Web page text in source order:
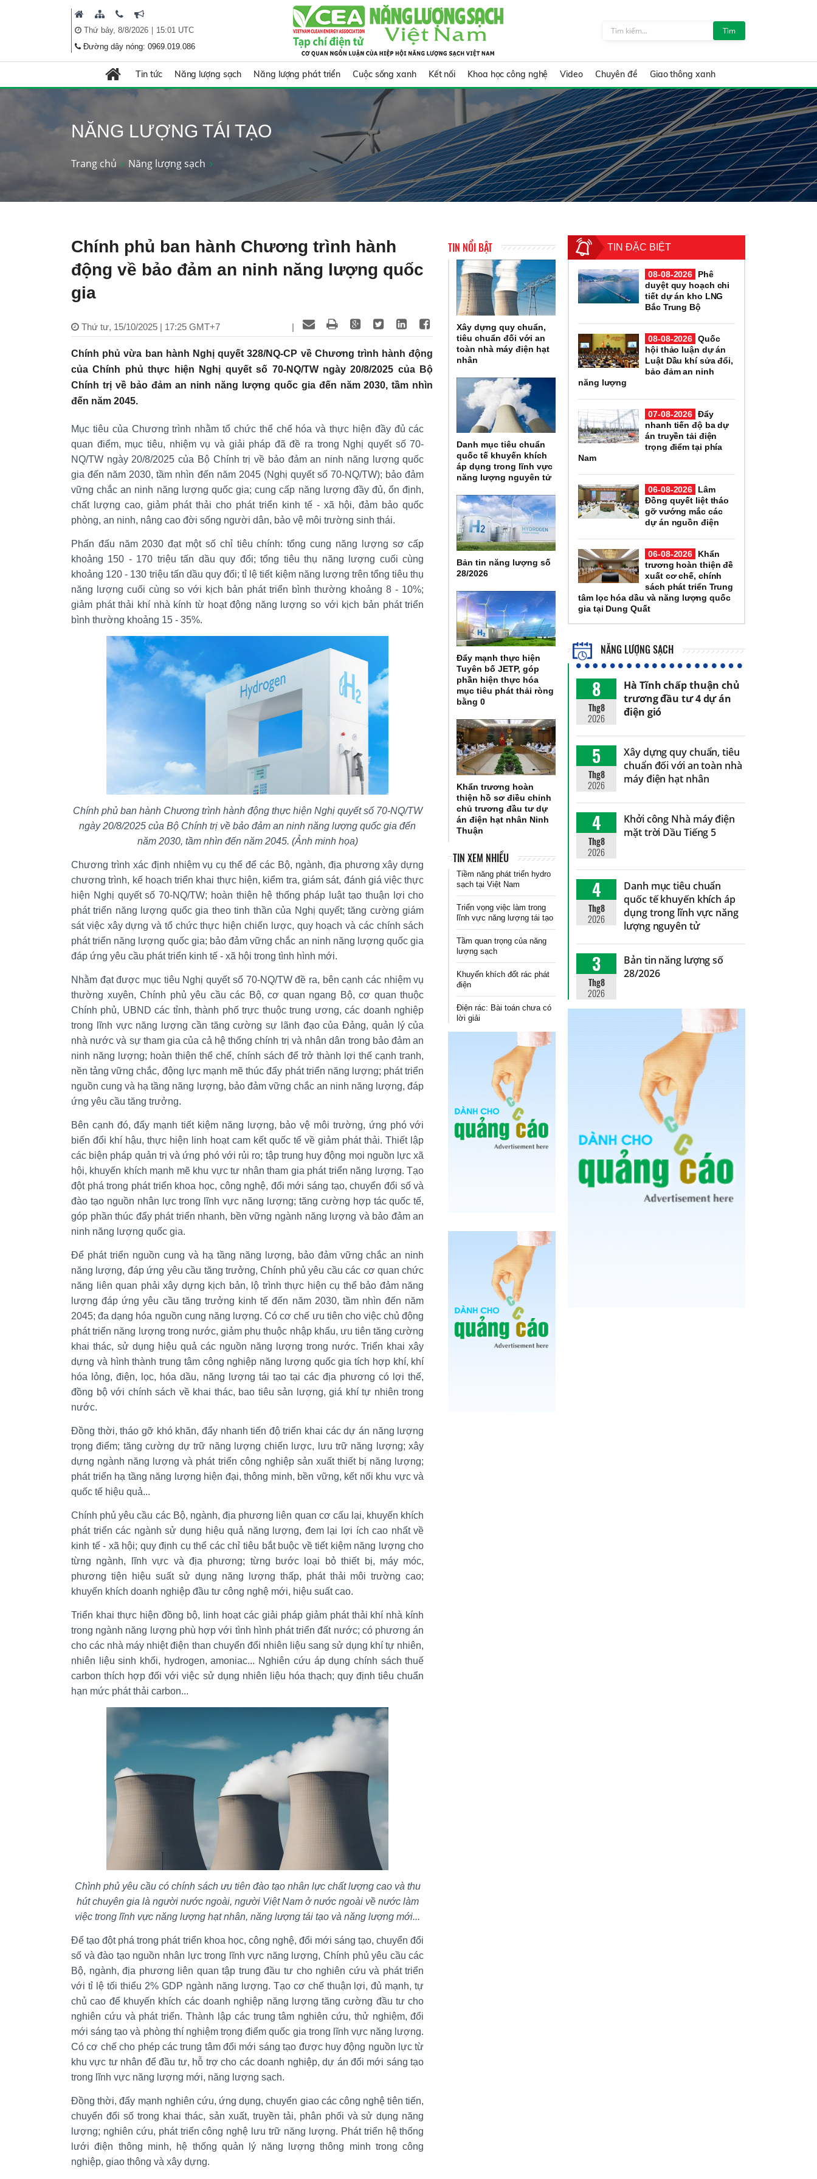
Thứ bảy, 8/8/2026| 15:01 UTC
Đường dây nóng: 0969.019.086
Tìm
Tin tức Năng lượng sạch Năng lượng phát triển Cuộc sống xanh Kết nối Khoa học công nghệ Video Chuyên đề Giao thông xanh
NĂNG LƯỢNG TÁI TẠO
Trang chủ Năng lượng sạch
Chính phủ ban hành Chương trình hành
động về bảo đảm an ninh năng lượng quốc
gia
Thứ tư, 15/10/2025 | 17:25 GMT+7 |
Chính phủ vừa ban hành Nghị quyết 328/NQ-CP về Chương trình hành động
của Chính phủ thực hiện Nghị quyết số 70-NQ/TW ngày 20/8/2025 của Bộ
Chính trị về bảo đảm an ninh năng lượng quốc gia đến năm 2030, tầm nhìn
đến năm 2045.
Mục tiêu của Chương trình nhằm tổ chức thể chế hóa và thực hiện đầy đủ các
quan điểm, mục tiêu, nhiệm vụ và giải pháp đã đề ra trong Nghị quyết số 70-
NQ/TW ngày 20/8/2025 của Bộ Chính trị về bảo đảm an ninh năng lượng quốc
gia đến năm 2030, tầm nhìn đến năm 2045 (Nghị quyết số 70-NQ/TW); bảo đảm
vững chắc an ninh năng lượng quốc gia; cung cấp năng lượng đầy đủ, ổn định,
chất lượng cao, giảm phát thải cho phát triển kinh tế - xã hội, đảm bảo quốc
phòng, an ninh, nâng cao đời sống người dân, bảo vệ môi trường sinh thái.
Phấn đấu năm 2030 đạt một số chỉ tiêu chính: tổng cung năng lượng sơ cấp
khoảng 150 - 170 triệu tấn dầu quy đổi; tổng tiêu thụ năng lượng cuối cùng
khoảng 120 - 130 triệu tấn dầu quy đổi; tỉ lệ tiết kiệm năng lượng trên tổng tiêu thụ
năng lượng cuối cùng so với kịch bản phát triển bình thường khoảng 8 - 10%;
giảm phát thải khí nhà kính từ hoạt động năng lượng so với kịch bản phát triển
bình thường khoảng 15 - 35%.
Chính phủ ban hành Chương trình hành động thực hiện Nghị quyết số 70-NQ/TW
ngày 20/8/2025 của Bộ Chính trị về bảo đảm an ninh năng lượng quốc gia đến
năm 2030, tầm nhìn đến năm 2045. (Ảnh minh họa)
Chương trình xác định nhiệm vụ cụ thể để các Bộ, ngành, địa phương xây dựng
chương trình, kế hoạch triển khai thực hiện, kiểm tra, giám sát, đánh giá việc thực
hiện Nghị quyết số 70-NQ/TW; hoàn thiện hệ thống pháp luật tạo thuận lợi cho
phát triển năng lượng quốc gia theo tinh thần của Nghị quyết; tăng cường giám
sát việc xây dựng và tổ chức thực hiện chiến lược, quy hoạch và các chính sách
phát triển năng lượng quốc gia; bảo đảm vững chắc an ninh năng lượng quốc gia
đáp ứng yêu cầu phát triển kinh tế - xã hội trong tình hình mới.
Nhằm đạt được mục tiêu Nghị quyết số 70-NQ/TW đề ra, bên cạnh các nhiệm vụ
thường xuyên, Chính phủ yêu cầu các Bộ, cơ quan ngang Bộ, cơ quan thuộc
Chính phủ, UBND các tỉnh, thành phố trực thuộc trung ương, các doanh nghiệp
trong lĩnh vực năng lượng cần tăng cường sự lãnh đạo của Đảng, quản lý của
nhà nước và sự tham gia của cả hệ thống chính trị và nhân dân trong bảo đảm an
ninh năng lượng; hoàn thiện thể chế, chính sách để trở thành lợi thế cạnh tranh,
nền tảng vững chắc, động lực mạnh mẽ thúc đẩy phát triển năng lượng; phát triển
nguồn cung và hạ tầng năng lượng, bảo đảm vững chắc an ninh năng lượng, đáp
ứng yêu cầu tăng trưởng.
Bên cạnh đó, đẩy mạnh tiết kiệm năng lượng, bảo vệ môi trường, ứng phó với
biến đổi khí hậu, thực hiện linh hoạt cam kết quốc tế về giảm phát thải. Thiết lập
các biện pháp quản trị và ứng phó với rủi ro; tập trung huy động mọi nguồn lực xã
hội, khuyến khích mạnh mẽ khu vực tư nhân tham gia phát triển năng lượng. Tạo
đột phá trong phát triển khoa học, công nghệ, đổi mới sáng tạo, chuyển đổi số và
đào tạo nguồn nhân lực trong lĩnh vực năng lượng; tăng cường hợp tác quốc tế,
góp phần thúc đẩy phát triển nhanh, bền vững ngành năng lượng và bảo đảm an
ninh năng lượng quốc gia.
Để phát triển nguồn cung và hạ tầng năng lượng, bảo đảm vững chắc an ninh
năng lượng, đáp ứng yêu cầu tăng trưởng, Chính phủ yêu cầu các cơ quan chức
năng liên quan phải xây dựng kịch bản, lộ trình thực hiện cụ thể bảo đảm năng
lượng đáp ứng yêu cầu tăng trưởng kinh tế đến năm 2030, tầm nhìn đến năm
2045; đa dạng hóa nguồn cung năng lượng. Có cơ chế ưu tiên cho việc chủ động
phát triển năng lượng trong nước, giảm phụ thuộc nhập khẩu, ưu tiên tăng cường
khai thác, sử dụng hiệu quả các nguồn năng lượng trong nước. Triển khai xây
dựng và hình thành trung tâm công nghiệp năng lượng quốc gia tích hợp khí, khí
hóa lỏng, điện, lọc, hóa dầu, năng lượng tái tạo tại các địa phương có lợi thế,
đồng bộ với chính sách về khai thác, bao tiêu sản lượng, giá khí tự nhiên trong
nước.
Đồng thời, tháo gỡ khó khăn, đẩy nhanh tiến độ triển khai các dự án năng lượng
trọng điểm; tăng cường dự trữ năng lượng chiến lược, lưu trữ năng lượng; xây
dựng ngành năng lượng và phát triển công nghiệp sản xuất thiết bị năng lượng;
phát triển hạ tầng năng lượng hiện đại, thông minh, bền vững, kết nối khu vực và
quốc tế hiệu quả...
Chính phủ yêu cầu các Bộ, ngành, địa phương liên quan cơ cấu lại, khuyến khích
phát triển các ngành sử dụng hiệu quả năng lượng, đem lại lợi ích cao nhất về
kinh tế - xã hội; quy định cụ thể các chỉ tiêu bắt buộc về tiết kiệm năng lượng cho
từng ngành, lĩnh vực và địa phương; từng bước loại bỏ thiết bị, máy móc,
phương tiện hiệu suất sử dụng năng lượng thấp, phát thải môi trường cao;
khuyến khích doanh nghiệp đầu tư công nghệ mới, hiệu suất cao.
Triển khai thực hiện đồng bộ, linh hoạt các giải pháp giảm phát thải khí nhà kính
trong ngành năng lượng phù hợp với tình hình phát triển đất nước; có phương án
cho các nhà máy nhiệt điện than chuyển đổi nhiên liệu sang sử dụng khí tự nhiên,
nhiên liệu sinh khối, hydrogen, amoniac... Nghiên cứu áp dụng chính sách thuế
carbon thích hợp đối với việc sử dụng nhiên liệu hóa thạch; quy định tiêu chuẩn
hạn mức phát thải carbon...
Chình phủ yêu cầu có chính sách ưu tiên đào tạo nhân lực chất lượng cao và thu
hút chuyên gia là người nước ngoài, người Việt Nam ở nước ngoài về nước làm
việc trong lĩnh vực năng lượng hạt nhân, năng lượng tái tạo và năng lượng mới...
Để tạo đột phá trong phát triển khoa học, công nghệ, đổi mới sáng tạo, chuyển đổi
số và đào tạo nguồn nhân lực trong lĩnh vực năng lượng, Chính phủ yêu cầu các
Bộ, ngành, địa phương liên quan tập trung đầu tư cho nghiên cứu và phát triển
với tỉ lệ tối thiểu 2% GDP ngành năng lượng. Tạo cơ chế thuận lợi, đủ mạnh, tự
chủ cao để khuyến khích các doanh nghiệp năng lượng tăng cường đầu tư cho
nghiên cứu và phát triển. Thành lập các trung tâm nghiên cứu, thử nghiệm, đổi
mới sáng tạo và phòng thí nghiệm trọng điểm quốc gia trong lĩnh vực năng lượng.
Có cơ chế cho phép các trung tâm đổi mới sáng tạo được huy động nguồn lực từ
khu vực tư nhân để đầu tư, hỗ trợ cho các doanh nghiệp, dự án đổi mới sáng tạo
trong lĩnh vực năng lượng mới, năng lượng sạch.
Đồng thời, đẩy mạnh nghiên cứu, ứng dụng, chuyển giao các công nghệ tiên tiến,
chuyển đổi số trong khai thác, sản xuất, truyền tải, phân phối và sử dụng năng
lượng; nghiên cứu, phát triển công nghệ lưu trữ năng lượng. Phát triển hệ thống
lưới điện thông minh, hệ thống quản lý năng lượng thông minh trong công
nghiệp, giao thông và xây dựng.
TIN NỔI BẬT
Xây dựng quy chuẩn,
tiêu chuẩn đối với an
toàn nhà máy điện hạt
nhân
Danh mục tiêu chuẩn
quốc tế khuyến khích
áp dụng trong lĩnh vực
năng lượng nguyên tử
Bản tin năng lượng số
28/2026
Đẩy mạnh thực hiện
Tuyên bố JETP, góp
phần hiện thực hóa
mục tiêu phát thải ròng
bằng 0
Khẩn trương hoàn
thiện hồ sơ điều chỉnh
chủ trương đầu tư dự
án điện hạt nhân Ninh
Thuận
TIN XEM NHIỀU
Tiềm năng phát triển hydro
sạch tại Việt Nam
Triển vọng việc làm trong
lĩnh vực năng lượng tái tạo
Tầm quan trọng của năng
lượng sạch
Khuyến khích đốt rác phát
điện
Điện rác: Bài toán chưa có
lời giải
TIN ĐẶC BIỆT
08-08-2026
Phê
duyệt quy hoạch chi
tiết dự án kho LNG
Bắc Trung Bộ
08-08-2026 Quốc
hội thảo luận dự án
Luật Dầu khí sửa đổi,
bảo đảm an ninh
năng lượng
07-08-2026 Đẩy
nhanh tiến độ ba dự
án truyền tải điện
trọng điểm tại phía
Nam
06-08-2026
Lâm
Đồng quyết liệt tháo
gỡ vướng mắc các
dự án nguồn điện
06-08-2026
Khẩn
trương hoàn thiện đề
xuất cơ chế, chính
sách phát triển Trung
tâm lọc hóa dầu và năng lượng quốc
gia tại Dung Quất
NĂNG LƯỢNG SẠCH
8
Thg8
2026
Hà Tĩnh chấp thuận chủ
trương đầu tư 4 dự án
điện gió
5
Thg8
2026
Xây dựng quy chuẩn, tiêu
chuẩn đối với an toàn nhà
máy điện hạt nhân
4
Thg8
2026
Khởi công Nhà máy điện
mặt trời Dầu Tiếng 5
4
Thg8
2026
Danh mục tiêu chuẩn
quốc tế khuyến khích áp
dụng trong lĩnh vực năng
lượng nguyên tử
3
Thg8
2026
Bản tin năng lượng số
28/2026